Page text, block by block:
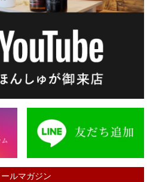
ールマガジン